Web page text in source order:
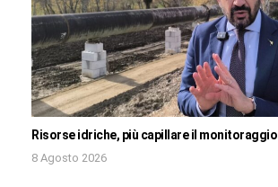
Risorse idriche, più capillare il monitoraggio
8 Agosto 2026